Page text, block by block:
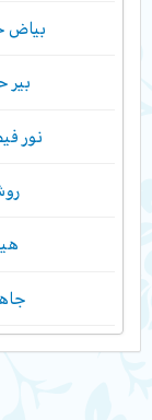
بیاض
بیر
نور